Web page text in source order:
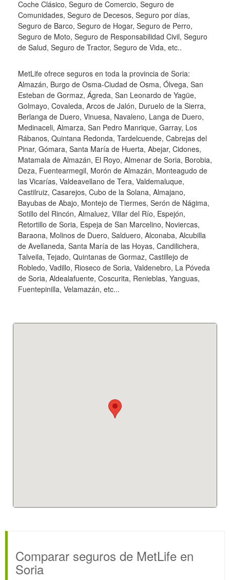
Coche Clásico, Seguro de Comercio, Seguro de
Comunidades, Seguro de Decesos, Seguro por días,
Seguro de Barco, Seguro de Hogar, Seguro de Perro,
Seguro de Moto, Seguro de Responsabilidad Civil, Seguro
de Salud, Seguro de Tractor, Seguro de Vida, etc..
MetLife ofrece seguros en toda la provincia de Soria:
Almazán, Burgo de Osma-Ciudad de Osma, Ólvega, San
Esteban de Gormaz, Ágreda, San Leonardo de Yagüe,
Golmayo, Covaleda, Arcos de Jalón, Duruelo de la Sierra,
Berlanga de Duero, Vinuesa, Navaleno, Langa de Duero,
Medinaceli, Almarza, San Pedro Manrique, Garray, Los
Rábanos, Quintana Redonda, Tardelcuende, Cabrejas del
Pinar, Gómara, Santa María de Huerta, Abejar, Cidones,
Matamala de Almazán, El Royo, Almenar de Soria, Borobia,
Deza, Fuentearmegil, Morón de Almazán, Monteagudo de
las Vicarías, Valdeavellano de Tera, Valdemaluque,
Castilruiz, Casarejos, Cubo de la Solana, Almajano,
Bayubas de Abajo, Montejo de Tiermes, Serón de Nágima,
Sotillo del Rincón, Almaluez, Villar del Río, Espejón,
Retortillo de Soria, Espeja de San Marcelino, Noviercas,
Baraona, Molinos de Duero, Salduero, Alconaba, Alcubilla
de Avellaneda, Santa María de las Hoyas, Candilichera,
Talveila, Tejado, Quintanas de Gormaz, Castillejo de
Robledo, Vadillo, Rioseco de Soria, Valdenebro, La Póveda
de Soria, Aldealafuente, Coscurita, Renieblas, Yanguas,
Fuentepinilla, Velamazán, etc...
Comparar seguros de MetLife en
Soria